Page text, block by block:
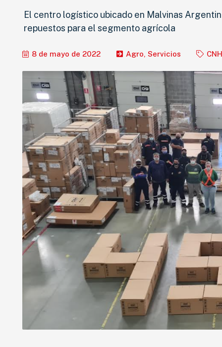
El centro logístico ubicado en Malvinas
repuestos para el segmento agrícola
8 de mayo de 2022 Agro, Servicios